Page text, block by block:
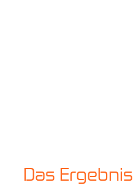
Das Ergebnis